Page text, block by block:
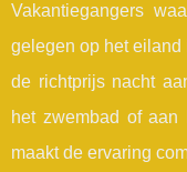
Vakantiegangers
gelegen op het
de richtprijs nacht
het zwembad of
maakt de ervaring